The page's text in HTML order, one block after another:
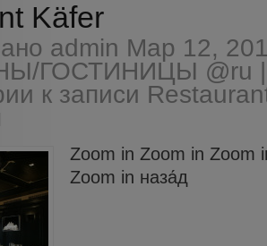
Käfer
admin Мар 12,
ГОСТИНИЦЫ @ru |
к записи
Zoom in Zoom in Zoom
Zoom in наза́д